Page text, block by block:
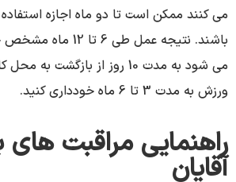
می کنند ممکن است تا دو ماه اجازه
باشند. نتیجه عمل طی
می شود به مدت 10 روز از بازگشت
ورزش به مدت 3 تا 6 ماه خودداری کنید.
راهنمایی مراقبت
آقایان